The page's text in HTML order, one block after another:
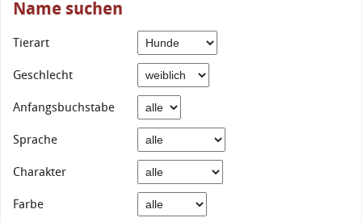
Name suchen
Tierart
Geschlecht
Anfangsbuchstabe
Sprache
Charakter
Farbe